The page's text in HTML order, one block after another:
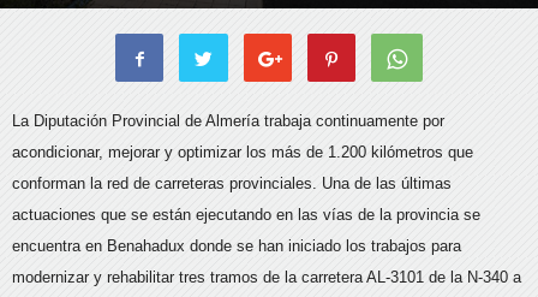
La Diputación Provincial de Almería trabaja continuamente por
acondicionar, mejorar y optimizar los más de 1.200 kilómetros que
conforman la red de carreteras provinciales. Una de las últimas
actuaciones que se están ejecutando en las vías de la provincia se
encuentra en Benahadux donde se han iniciado los trabajos para
modernizar y rehabilitar tres tramos de la carretera AL-3101 de la N-340 a